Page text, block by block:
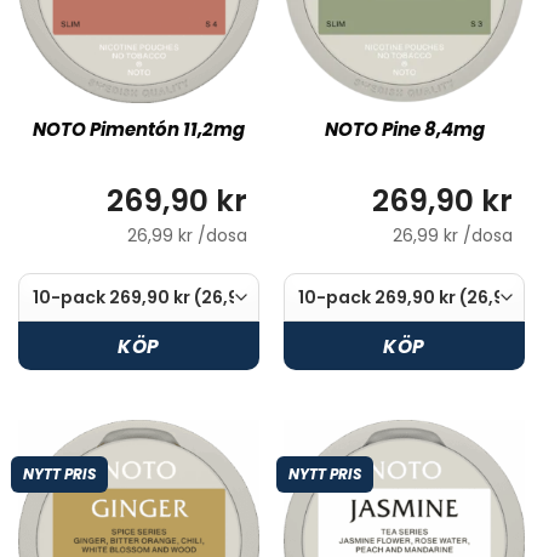
NOTO Pimentón 11,2mg
269,90 kr
26,99 kr /dosa
KÖP
NOTO Pine 8,4mg
269,90 kr
26,99 kr /dosa
KÖP
NYTT PRIS NYTT PRIS